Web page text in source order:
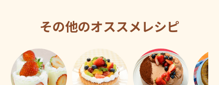
その他のオススメレシピ